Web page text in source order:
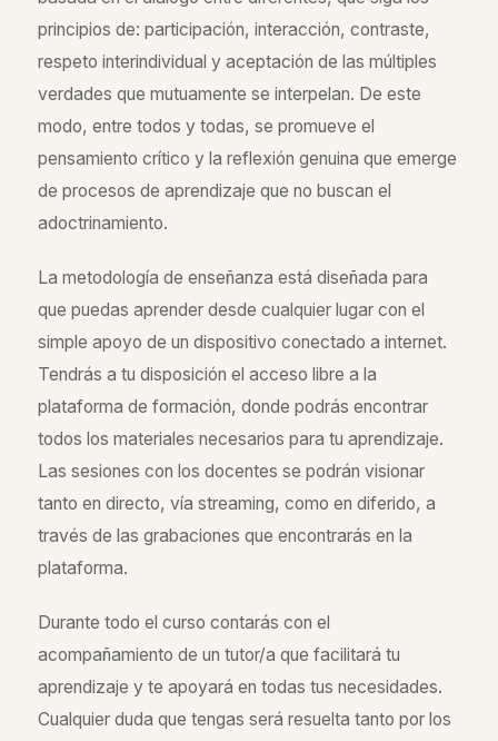
principios de: participación, interacción, contraste,
respeto interindividual y aceptación de las múltiples
verdades que mutuamente se interpelan. De este
modo, entre todos y todas, se promueve el
pensamiento crítico y la reflexión genuina que emerge
de procesos de aprendizaje que no buscan el
adoctrinamiento.
La metodología de enseñanza está diseñada para
que puedas aprender desde cualquier lugar con el
simple apoyo de un dispositivo conectado a internet.
Tendrás a tu disposición el acceso libre a la
plataforma de formación, donde podrás encontrar
todos los materiales necesarios para tu aprendizaje.
Las sesiones con los docentes se podrán visionar
tanto en directo, vía streaming, como en diferido, a
través de las grabaciones que encontrarás en la
plataforma.
Durante todo el curso contarás con el
acompañamiento de un tutor/a que facilitará tu
aprendizaje y te apoyará en todas tus necesidades.
Cualquier duda que tengas será resuelta tanto por los